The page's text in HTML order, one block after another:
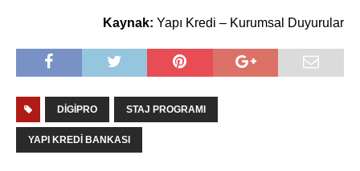
Kaynak: Yapı Kredi – Kurumsal Duyurular
DIGIPRO STAJ PROGRAMI
YAPI KREDI BANKASI